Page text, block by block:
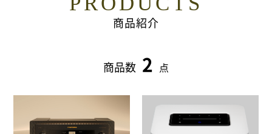
Hi-Fiオーディオ試聴商品紹介
商品数 2 点